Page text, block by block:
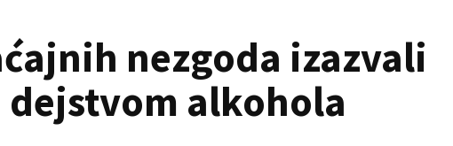
nezgoda izazvali
dejstvom alkohola